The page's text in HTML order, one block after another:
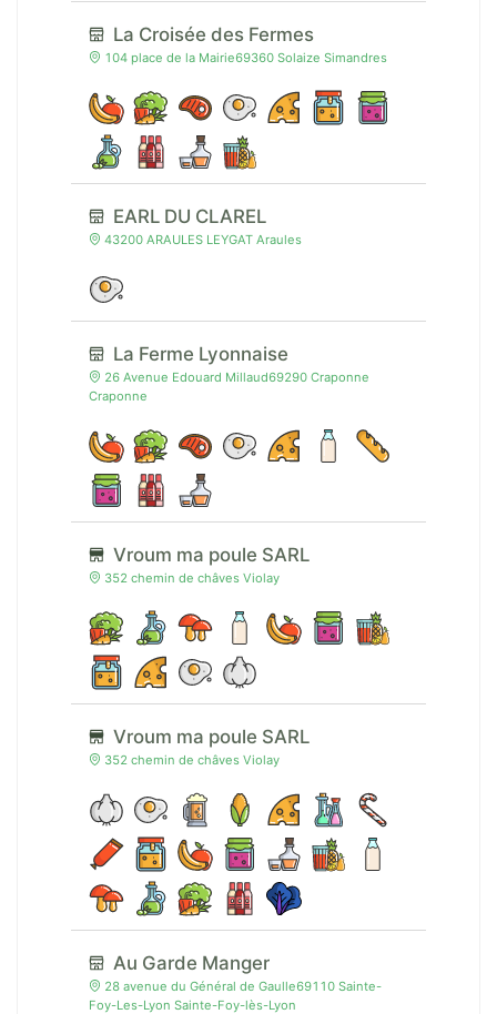
La Croisée des Fermes
104 place de la Mairie69360 Solaize Simandres
EARL DU CLAREL
43200 ARAULES LEYGAT Araules
La Ferme Lyonnaise
26 Avenue Edouard Millaud69290 Craponne
Craponne
Vroum ma poule SARL
352 chemin de châves Violay
Vroum ma poule SARL
352 chemin de châves Violay
Au Garde Manger
28 avenue du Général de Gaulle69110 Sainte-
Foy-Les-Lyon Sainte-Foy-lès-Lyon